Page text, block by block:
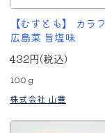
【むすとも】 カラ
広島菜 旨塩味
432円(税込)
100ｇ
株式会社 山豊